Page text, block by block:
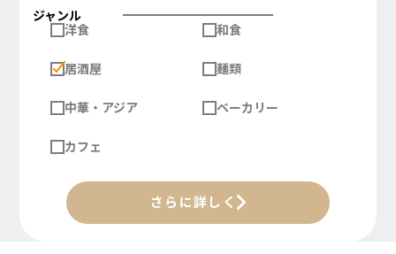
ジャンル
洋食
和食
居酒屋 麺類
中華・アジア ベーカリー
カフェ
さらに詳しく